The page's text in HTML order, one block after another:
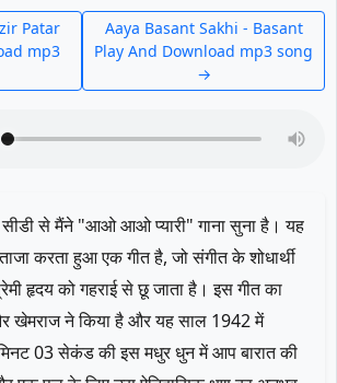
Patar
mp3
Aaya Basant Sakhi - Basant
Play And Download mp3 song
→
से मैंने "आओ आओ प्यारी" गाना सुना है। यह
करता हुआ एक गीत है, जो संगीत के शोधार्थी
हृदय को गहराई से छू जाता है। इस गीत का
खेमराज ने किया है और यह साल 1942 में
03 सेकंड की इस मधुर धुन में आप बारात की